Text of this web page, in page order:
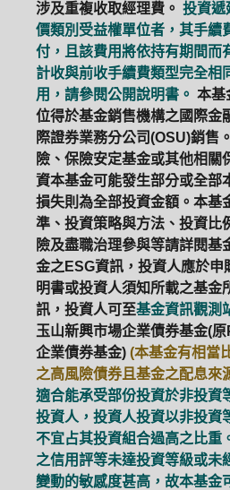
涉及重複收取經理費。 投資遞
價類別受益權單位者，其手續
付，且該費用將依持有期間而
計收與前收手續費類型完全相
用，請參閱公開說明書。 本基
位得於基金銷售機構之國際金
際證券業務分公司(OSU)銷售
險、保險安定基金或其他相關
資本基金可能發生部分或全部
損失則為全部投資金額。本基
準、投資策略與方法、投資比
險及盡職治理參與等請詳閱基
金之ESG資訊，投資人應於申
明書或投資人須知所載之基金
訊，投資人可至基金資訊觀測
玉山新興市場企業債券基金(
企業債券基金) (本基金有相當
之高風險債券且基金之配息來
適合能承受部份投資於非投資
投資人，投資人投資以非投資
不宜占其投資組合過高之比重
之信用評等未達投資等級或未
變動的敏感度甚高，故本基金